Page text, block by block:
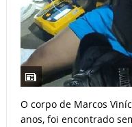
O corpo de Marcos
anos, foi encontrado